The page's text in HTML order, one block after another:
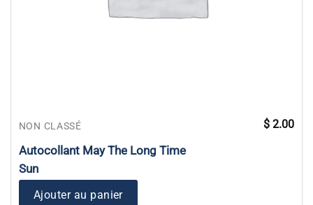
NON CLASSÉ
Autocollant May The Long Time
Sun
$ 2.00
Ajouter au panier